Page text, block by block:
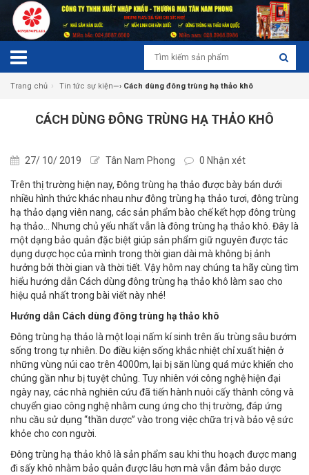
Trang chủ › Tin tức sự kiện—› Cách dùng đông trùng hạ thảo khô
CÁCH DÙNG ĐÔNG TRÙNG HẠ THẢO KHÔ
27/ 10/ 2019 Tân Nam Phong 0 Nhận xét
Trên thị trường hiện nay, Đông trùng hạ thảo được bày bán dưới
nhiều hình thức khác nhau như đông trùng hạ thảo tươi, đông trùng
hạ thảo dạng viên nang, các sản phẩm bào chế kết hợp đông trùng
hạ thảo… Nhưng chủ yếu nhất vẫn là đông trùng hạ thảo khô. Đây là
một dạng bảo quản đặc biệt giúp sản phẩm giữ nguyên được tác
dụng dược học của mình trong thời gian dài mà không bị ảnh
hưởng bởi thời gian và thời tiết. Vậy hôm nay chúng ta hãy cùng tìm
hiểu hướng dẫn Cách dùng đông trùng hạ thảo khô làm sao cho
hiệu quả nhất trong bài viết này nhé!
Hướng dẫn Cách dùng đông trùng hạ thảo khô
Đông trùng hạ thảo là một loại nấm kí sinh trên ấu trùng sâu bướm
sống trong tự nhiên. Do điều kiện sống khắc nhiệt chỉ xuất hiện ở
những vùng núi cao trên 4000m, lại bị săn lùng quá mức khiến cho
chúng gần như bị tuyệt chủng. Tuy nhiên với công nghệ hiện đại
ngày nay, các nhà nghiên cứu đã tiến hành nuôi cấy thành công và
chuyển giao công nghệ nhằm cung ứng cho thị trường, đáp ứng
nhu cầu sử dụng “thần dược” vào trong việc chữa trị và bảo vệ sức
khỏe cho con người.
Đông trùng hạ thảo khô là sản phẩm sau khi thu hoạch được mang
đi sấy khô nhằm bảo quản được lâu hơn mà vẫn đảm bảo dược